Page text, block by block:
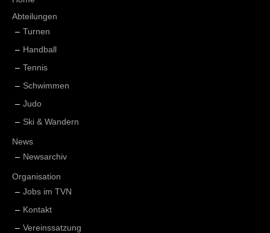
Abteilungen
Turnen
Handball
Tennis
Schwimmen
Judo
Ski & Wandern
News
Newsarchiv
Organisation
Jobs im TVN
Kontakt
Vereinssatzung